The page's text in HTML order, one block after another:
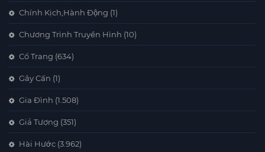
Chính Kịch,Hành Động (1)
Chương Trình Truyền Hình (10)
Cổ Trang (634)
Gây Cấn (1)
Gia Đình (1.508)
Giả Tượng (351)
Hài Hước (3.962)